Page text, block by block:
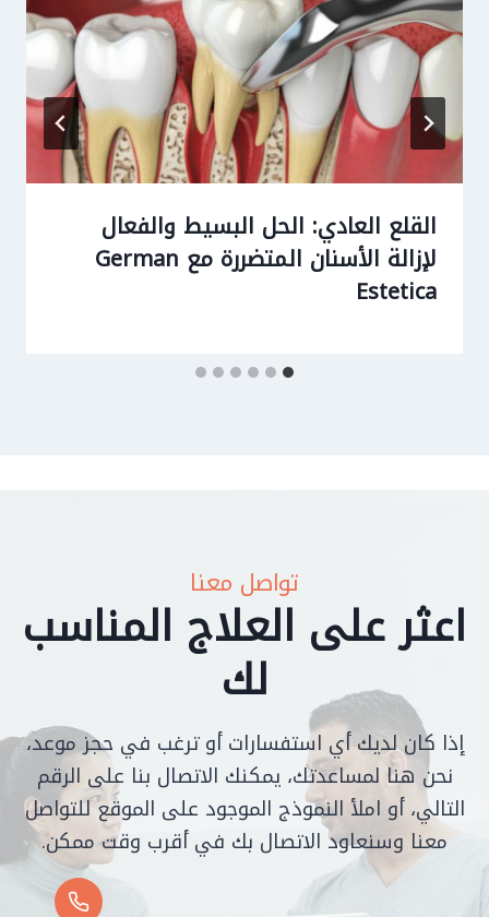
القلع العادي: الحل البسيط والفعال
لإزالة الأسنان المتضررة مع German
Estetica
تواصل معنا
اعثر على العلاج المناسب
لك
إذا كان لديك أي استفسارات أو ترغب في حجز موعد،
نحن هنا لمساعدتك، يمكنك الاتصال بنا على الرقم
التالي، أو املأ النموذج الموجود على الموقع للتواصل
معنا وسنعاود الاتصال بك في أقرب وقت ممكن.